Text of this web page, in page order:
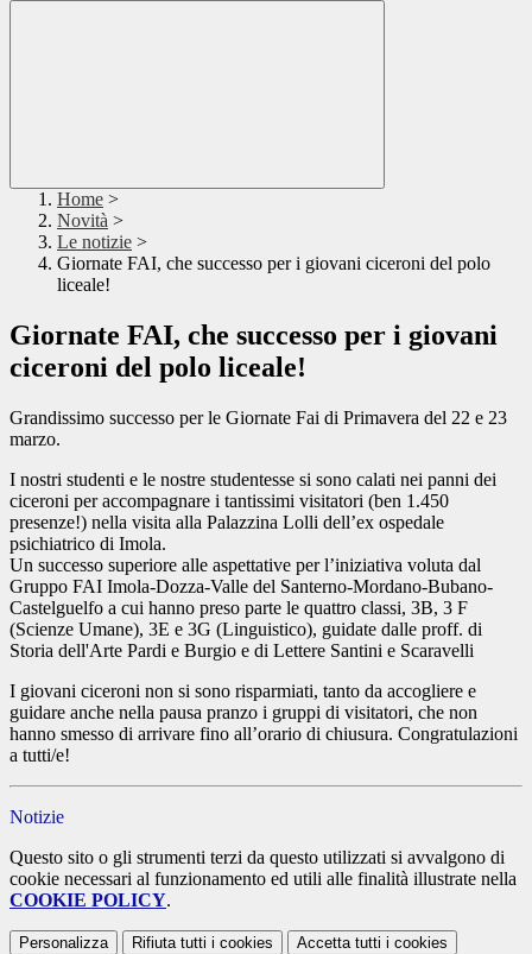
Home >
Novità >
Le notizie >
Giornate FAI, che successo per i giovani ciceroni del polo
liceale!
Giornate FAI, che successo per i giovani
ciceroni del polo liceale!
Grandissimo successo per le Giornate Fai di Primavera del 22 e 23
marzo.
I nostri studenti e le nostre studentesse si sono calati nei panni dei
ciceroni per accompagnare i tantissimi visitatori (ben 1.450
presenze!) nella visita alla Palazzina Lolli dell’ex ospedale
psichiatrico di Imola.
Un successo superiore alle aspettative per l’iniziativa voluta dal
Gruppo FAI Imola-Dozza-Valle del Santerno-Mordano-Bubano-
Castelguelfo a cui hanno preso parte le quattro classi, 3B, 3 F
(Scienze Umane), 3E e 3G (Linguistico), guidate dalle proff. di
Storia dell'Arte Pardi e Burgio e di Lettere Santini e Scaravelli
I giovani ciceroni non si sono risparmiati, tanto da accogliere e
guidare anche nella pausa pranzo i gruppi di visitatori, che non
hanno smesso di arrivare fino all’orario di chiusura. Congratulazioni
a tutti/e!
Notizie
Questo sito o gli strumenti terzi da questo utilizzati si avvalgono di
cookie necessari al funzionamento ed utili alle finalità illustrate nella
COOKIE POLICY.
Personalizza Rifiuta tutti i cookies Accetta tutti i cookies